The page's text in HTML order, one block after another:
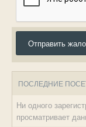
Отправить
ПОСЛЕДНИЕ
Ни одного
просматривает